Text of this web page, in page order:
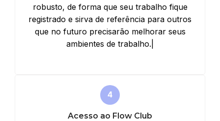
robusto, de forma que seu trabalho fique
registrado e sirva de referência para outros
que no futuro precisarão melhorar seus
ambientes de trabalho.|
Acesso ao Flow Club